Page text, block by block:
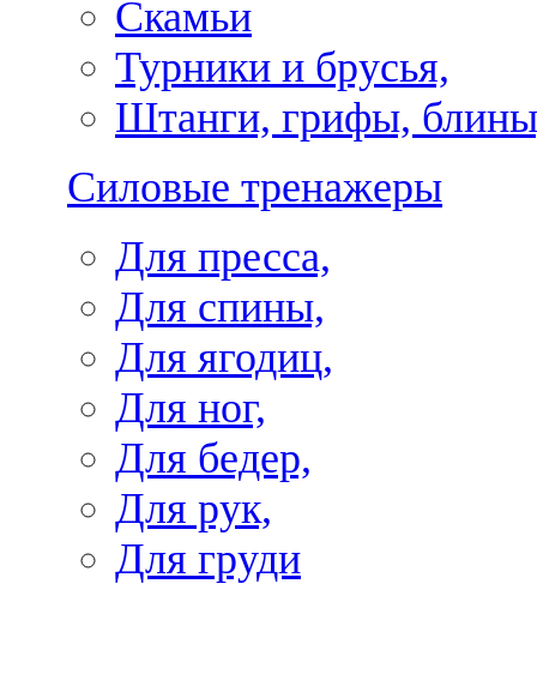
Скамьи
Турники и брусья,
Штанги, грифы,
Силовые тренажеры
Для пресса,
Для спины,
Для ягодиц,
Для ног,
Для бедер,
Для рук,
Для груди